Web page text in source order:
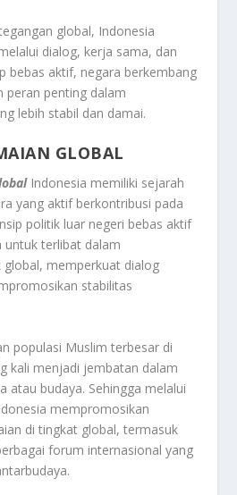
global, Indonesia
dialog, kerja sama, dan
bebas aktif, negara berkembang
peran penting dalam
lebih stabil dan damai.
GLOBAL
Indonesia memiliki sejarah
yang aktif berkontribusi pada
politik luar negeri bebas aktif
terlibat dalam
global, memperkuat dialog
stabilitas
populasi Muslim terbesar di
kali menjadi jembatan dalam
atau budaya. Sehingga melalui
mempromosikan
di tingkat global, termasuk
forum internasional yang